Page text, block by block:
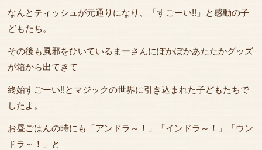
なんとティッシュが元通りになり、「すごーい!!」と感動の子
どもたち。
その後も風邪をひいているまーさんにぽかぽかあたたかグッズ
が箱から出てきて
終始すごーい!!とマジックの世界に引き込まれた子どもたちで
したよ。
お昼ごはんの時にも「アンドラ～！」「インドラ～！」「ウン
ドラ～！」と